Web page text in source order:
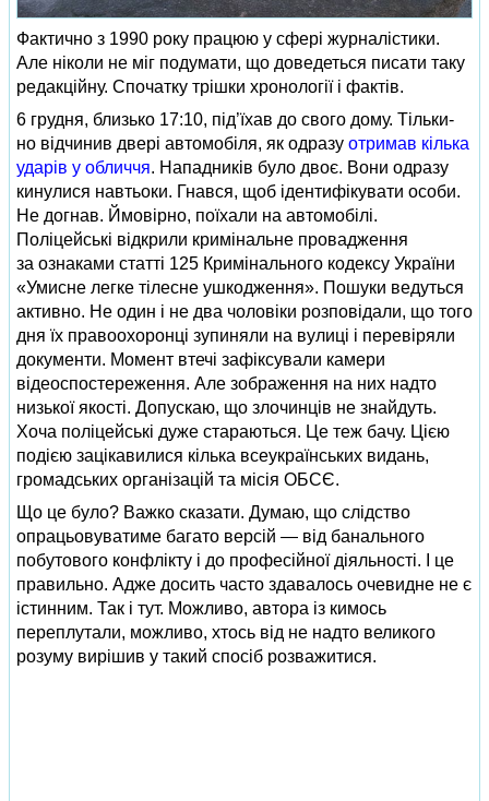
Фактично з 1990 року працюю у сфері журналістики.
Але ніколи не міг подумати, що доведеться писати таку
редакційну. Спочатку трішки хронології і фактів.
6 грудня, близько 17:10, під’їхав до свого дому. Тільки-
но відчинив двері автомобіля, як одразу отримав кілька
ударів у обличчя. Нападників було двоє. Вони одразу
кинулися навтьоки. Гнався, щоб ідентифікувати особи.
Не догнав. Ймовірно, поїхали на автомобілі.
Поліцейські відкрили кримінальне провадження
за ознаками статті 125 Кримінального кодексу України
«Умисне легке тілесне ушкодження». Пошуки ведуться
активно. Не один і не два чоловіки розповідали, що того
дня їх правоохоронці зупиняли на вулиці і перевіряли
документи. Момент втечі зафіксували камери
відеоспостереження. Але зображення на них надто
низької якості. Допускаю, що злочинців не знайдуть.
Хоча поліцейські дуже стараються. Це теж бачу. Цією
подією зацікавилися кілька всеукраїнських видань,
громадських організацій та місія ОБСЄ.
Що це було? Важко сказати. Думаю, що слідство
опрацьовуватиме багато версій — від банального
побутового конфлікту і до професійної діяльності. І це
правильно. Адже досить часто здавалось очевидне не є
істинним. Так і тут. Можливо, автора із кимось
переплутали, можливо, хтось від не надто великого
розуму вирішив у такий спосіб розважитися.